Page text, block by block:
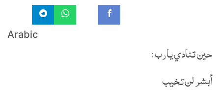
Arabic
حين تنادي يارب :
أبشر لن تخيب